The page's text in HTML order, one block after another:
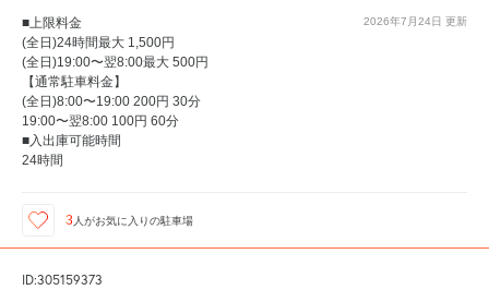
2026年7月24日 更新
■上限料金
(全日)24時間最大 1,500円
(全日)19:00〜翌8:00最大 500円
【通常駐車料金】
(全日)8:00〜19:00 200円 30分
19:00〜翌8:00 100円 60分
■入出庫可能時間
24時間
3人がお気に入りの駐車場
ID:305159373